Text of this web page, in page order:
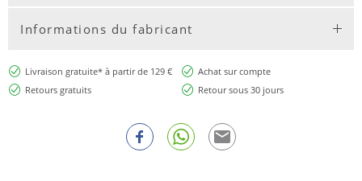
Informations du fabricant
Livraison gratuite* à partir de 129 €
Achat sur compte
Retours gratuits
Retour sous 30 jours